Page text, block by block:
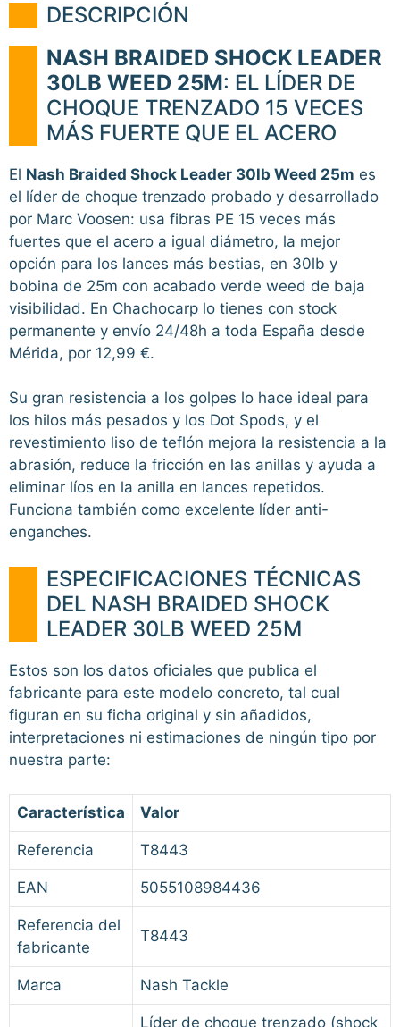
DESCRIPCIÓN
NASH BRAIDED SHOCK LEADER
30LB WEED 25M: EL LÍDER DE
CHOQUE TRENZADO 15 VECES
MÁS FUERTE QUE EL ACERO
El Nash Braided Shock Leader 30lb Weed 25m es
el líder de choque trenzado probado y desarrollado
por Marc Voosen: usa fibras PE 15 veces más
fuertes que el acero a igual diámetro, la mejor
opción para los lances más bestias, en 30lb y
bobina de 25m con acabado verde weed de baja
visibilidad. En Chachocarp lo tienes con stock
permanente y envío 24/48h a toda España desde
Mérida, por 12,99 €.
Su gran resistencia a los golpes lo hace ideal para
los hilos más pesados y los Dot Spods, y el
revestimiento liso de teflón mejora la resistencia a la
abrasión, reduce la fricción en las anillas y ayuda a
eliminar líos en la anilla en lances repetidos.
Funciona también como excelente líder anti-
enganches.
ESPECIFICACIONES TÉCNICAS
DEL NASH BRAIDED SHOCK
LEADER 30LB WEED 25M
Estos son los datos oficiales que publica el
fabricante para este modelo concreto, tal cual
figuran en su ficha original y sin añadidos,
interpretaciones ni estimaciones de ningún tipo por
nuestra parte:
Característica Valor
Referencia T8443
EAN 5055108984436
Referencia del
fabricante
T8443
Marca Nash Tackle
Líder de choque trenzado (shock